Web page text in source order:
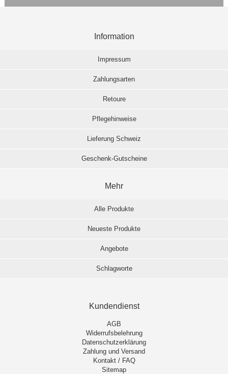
Information
Impressum
Zahlungsarten
Retoure
Pflegehinweise
Lieferung Schweiz
Geschenk-Gutscheine
Mehr
Alle Produkte
Neueste Produkte
Angebote
Schlagworte
Kundendienst
AGB
Widerrufsbelehrung
Datenschutzerklärung
Zahlung und Versand
Kontakt / FAQ
Sitemap